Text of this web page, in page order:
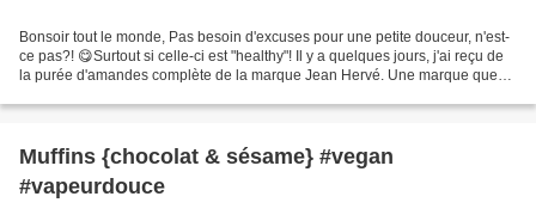
Bonsoir tout le monde, Pas besoin d'excuses pour une petite douceur, n'est-
ce pas?! 😋Surtout si celle-ci est "healthy"! Il y a quelques jours, j'ai reçu de
la purée d'amandes complète de la marque Jean Hervé. Une marque que
Muffins {chocolat & sésame} #vegan
#vapeurdouce